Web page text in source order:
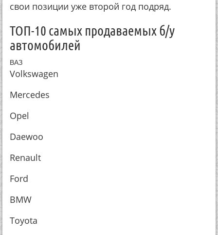
свои позиции уже второй год подряд.
ТОП-10 самых продаваемых б/у
автомобилей
ВАЗ
Volkswagen
Mercedes
Opel
Daewoo
Renault
Ford
BMW
Toyota